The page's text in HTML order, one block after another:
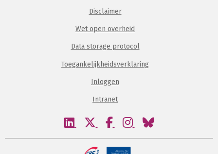
Disclaimer
Wet open overheid
Data storage protocol
Toegankelijkheidsverklaring
Inloggen
Intranet
Bezoek
linkedin
Bezoek
twitter
Bezoek
facebook
Bezoek
instagram
Bezoek